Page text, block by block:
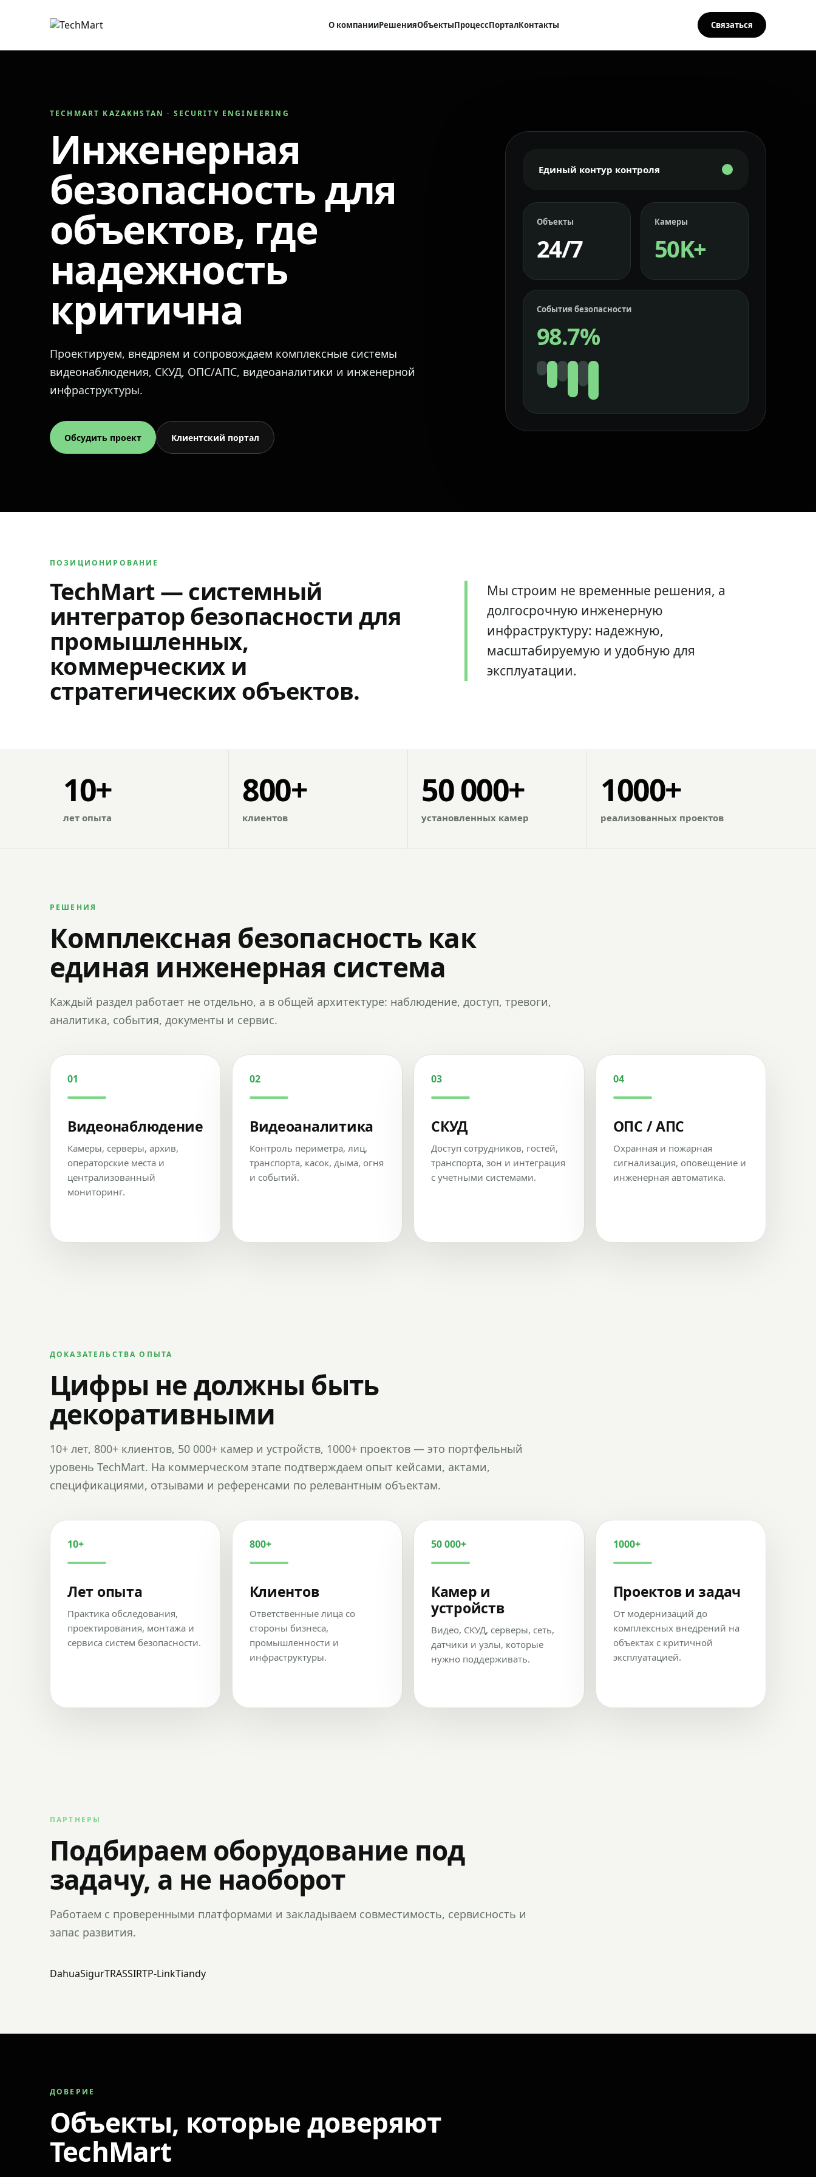
О компанииРешенияОбъектыПроцессПорталКонтакты Связаться
TECHMART KAZAKHSTAN · SECURITY ENGINEERING
Инженерная
безопасность для
объектов, где
надежность
критична
Проектируем, внедряем и сопровождаем комплексные системы
видеонаблюдения, СКУД, ОПС/АПС, видеоаналитики и инженерной
инфраструктуры.
Обсудить проект Клиентский портал
Единый контур контроля
Объекты
24/7
Камеры
50K+
События безопасности
98.7%
ПОЗИЦИОНИРОВАНИЕ
TechMart — системный
интегратор безопасности для
промышленных,
коммерческих и
стратегических объектов.
Мы строим не временные решения, а
долгосрочную инженерную
инфраструктуру: надежную,
масштабируемую и удобную для
эксплуатации.
10+
лет опыта
800+
клиентов
50 000+
установленных камер
1000+
реализованных проектов
РЕШЕНИЯ
Комплексная безопасность как
единая инженерная система
Каждый раздел работает не отдельно, а в общей архитектуре: наблюдение, доступ, тревоги,
аналитика, события, документы и сервис.
01
Видеонаблюдение
Камеры, серверы, архив,
операторские места и
централизованный
мониторинг.
02
Видеоаналитика
Контроль периметра, лиц,
транспорта, касок, дыма, огня
и событий.
03
СКУД
Доступ сотрудников, гостей,
транспорта, зон и интеграция
с учетными системами.
04
ОПС / АПС
Охранная и пожарная
сигнализация, оповещение и
инженерная автоматика.
ДОКАЗАТЕЛЬСТВА ОПЫТА
Цифры не должны быть
декоративными
10+ лет, 800+ клиентов, 50 000+ камер и устройств, 1000+ проектов — это портфельный
уровень TechMart. На коммерческом этапе подтверждаем опыт кейсами, актами,
спецификациями, отзывами и референсами по релевантным объектам.
10+
Лет опыта
Практика обследования,
проектирования, монтажа и
сервиса систем безопасности.
800+
Клиентов
Ответственные лица со
стороны бизнеса,
промышленности и
инфраструктуры.
50 000+
Камер и
устройств
Видео, СКУД, серверы, сеть,
датчики и узлы, которые
нужно поддерживать.
1000+
Проектов и задач
От модернизаций до
комплексных внедрений на
объектах с критичной
эксплуатацией.
ПАРТНЕРЫ
Подбираем оборудование под
задачу, а не наоборот
Работаем с проверенными платформами и закладываем совместимость, сервисность и
запас развития.
DahuaSigurTRASSIRTP-LinkTiandy
ДОВЕРИЕ
Объекты, которые доверяют
TechMart